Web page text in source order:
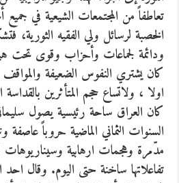
تعاطفاً من المجتمعات الشيعية في
الخصبة لرسائل ولي الفقيه الثورية،
ودائمة لجماعات وأحزاب وقوى تحت
كان يشتري النفوس الضعيفة والمواقف
اولا ، ولاتساع حجم المتأثرين بالقداسة
كان العراق ساحة رئيسية يصول
السنوات الثماني الماضية حروباً عاصفة
مدّمرة وهجمات ارهابية وسيناريوهات
تفاعلاتها ساخنة حتى اليوم. وقال احد